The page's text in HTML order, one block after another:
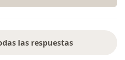
las respuestas